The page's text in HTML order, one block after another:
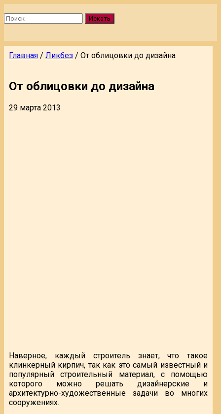
Искать
Главная / Ликбез / От облицовки до дизайна
От облицовки до дизайна
29 марта 2013
Наверное, каждый строитель знает, что такое
клинкерный кирпич, так как это самый известный и
популярный строительный материал, с помощью
которого можно решать дизайнерские и
архитектурно-художественные задачи во многих
сооружениях.